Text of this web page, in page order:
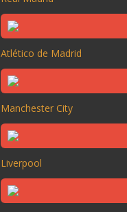
Atlético de Madrid
Manchester City
Liverpool